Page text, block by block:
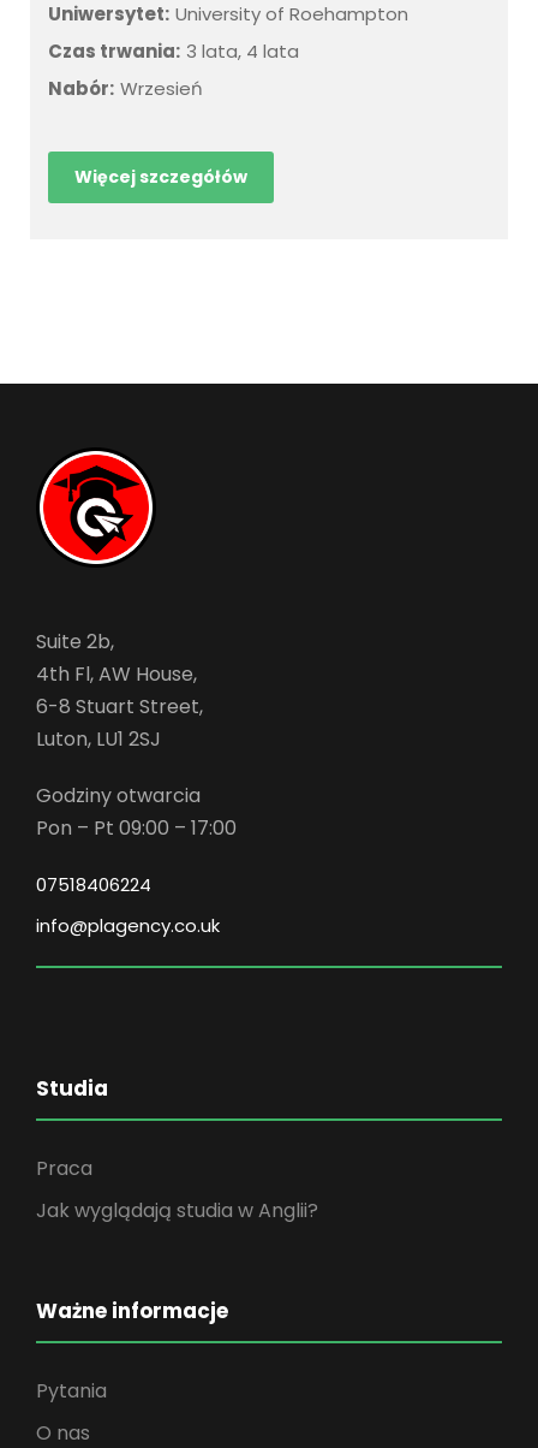
Uniwersytet: University of Roehampton
Czas trwania: 3 lata, 4 lata
Nabór: Wrzesień
Więcej szczegółów
Suite 2b,
4th Fl, AW House,
6-8 Stuart Street,
Luton, LU1 2SJ
Godziny otwarcia
Pon – Pt 09:00 – 17:00
07518406224
info@plagency.co.uk
Studia
Praca
Jak wyglądają studia w Anglii?
Ważne informacje
Pytania
O nas